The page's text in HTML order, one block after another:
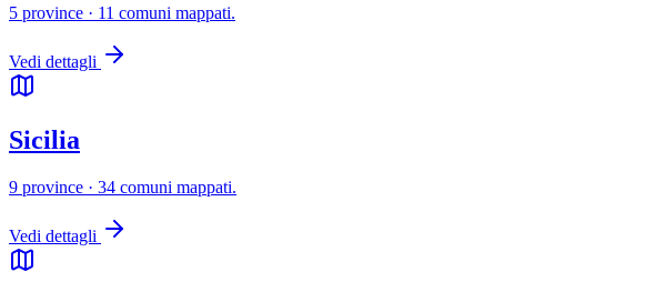
5 province · 11 comuni mappati.
Vedi dettagli
Sicilia
9 province · 34 comuni mappati.
Vedi dettagli